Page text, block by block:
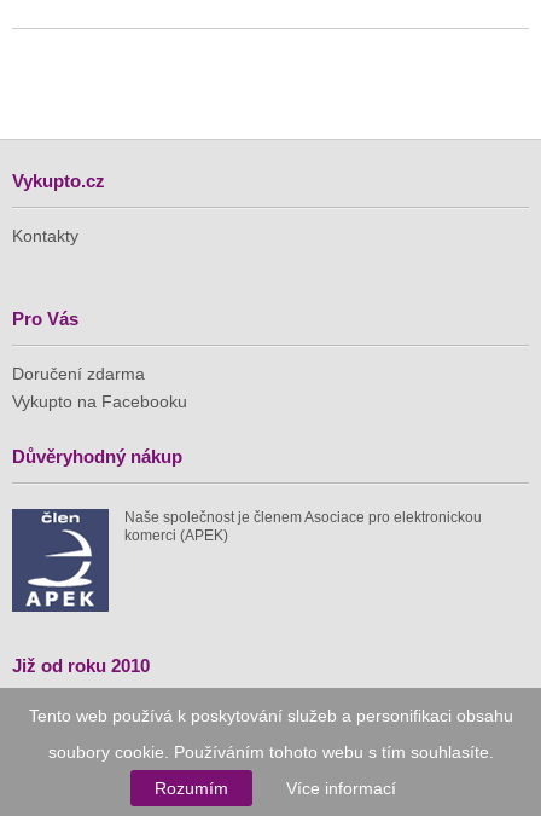
Tento web používá k poskytování služeb a personifikaci obsahu
soubory cookie. Používáním tohoto webu s tím souhlasíte.
Rozumím
Více informací
Vykupto.cz
Kontakty
Pro Vás
Doručení zdarma
Vykupto na Facebooku
Důvěryhodný nákup
Naše společnost je členem Asociace pro elektronickou
komerci (APEK)
Již od roku 2010
59 tis.
spuštěných nabídek
1 511 mil.